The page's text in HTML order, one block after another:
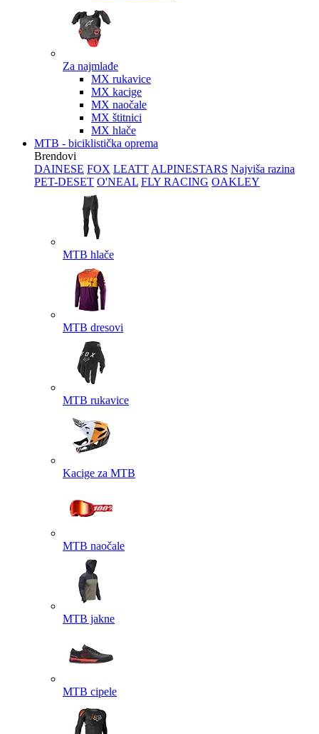
Za najmlađe
MX rukavice
MX kacige
MX naočale
MX štitnici
MX hlače
MTB - biciklistička oprema
Brendovi
DAINESE FOX LEATT ALPINESTARS Najviša razina
PET-DESET O'NEAL FLY RACING OAKLEY
MTB hlače
MTB dresovi
MTB rukavice
Kacige za MTB
MTB naočale
MTB jakne
MTB cipele